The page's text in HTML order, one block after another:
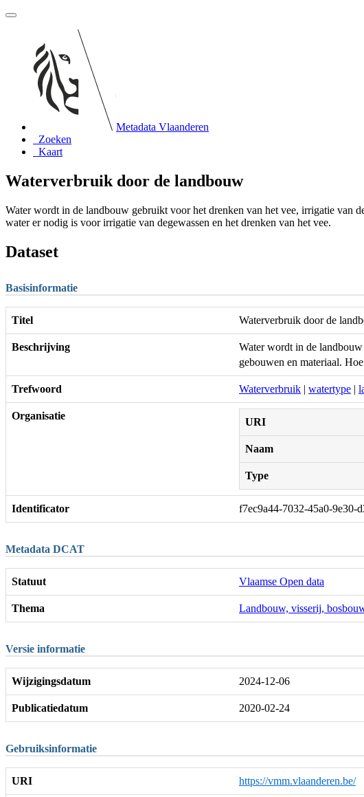
Metadata Vlaanderen
Zoeken
Kaart
Waterverbruik door de landbouw
Water wordt in de landbouw gebruikt voor het drenken van het vee, irrigatie van
water er nodig is voor irrigatie van degewassen en het drenken van het vee.
Dataset
Basisinformatie
Titel Waterverbruik door de
Beschrijving
Water wordt in de landbouw
gebouwen en materiaal.
Trefwoord Waterverbruik | watertype |
Organisatie
URI
Naam
Type
Identificator f7ec9a44-7032-45a0-9e30-
Metadata DCAT
Statuut Vlaamse Open data
Thema Landbouw, visserij,
Versie informatie
Wijzigingsdatum 2024-12-06
Publicatiedatum 2020-02-24
Gebruiksinformatie
URI https://vmm.vlaanderen.be/